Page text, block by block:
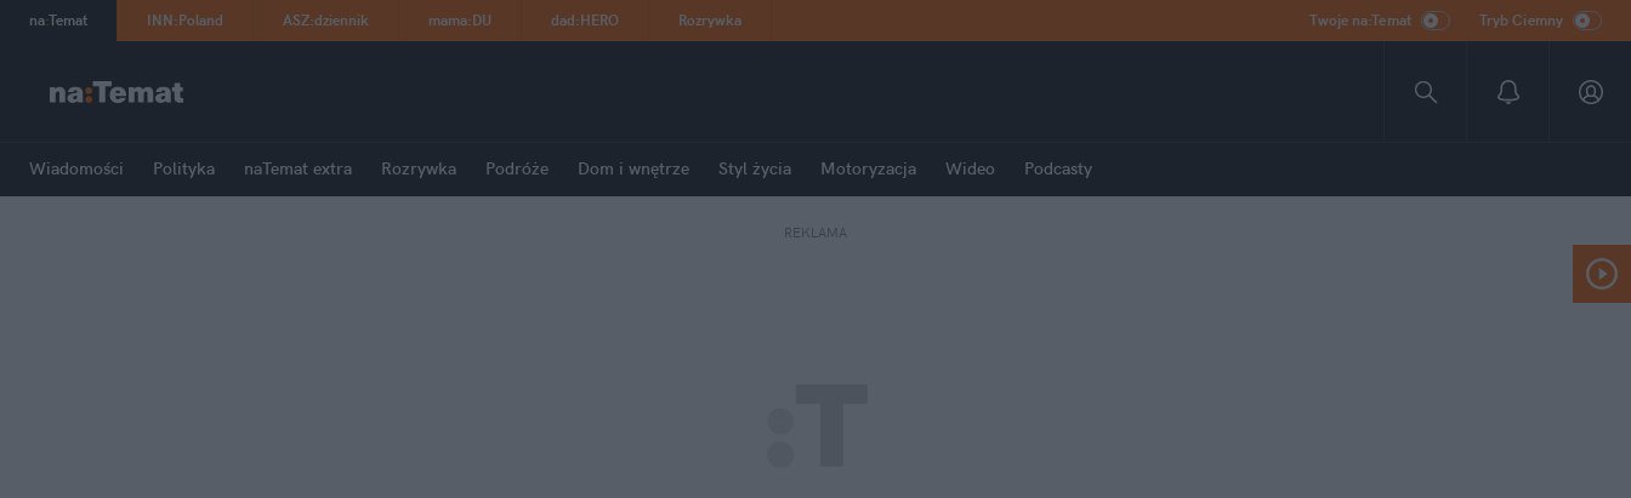
na:Temat INN:Poland ASZ:dziennik mama:DU dad:HERO Rozrywka Twoje na:Temat Tryb Ciemny
Wiadomości Polityka naTemat extra Rozrywka Podróże Dom i wnętrze Styl życia Motoryzacja Wideo Podcasty
REKLAMA